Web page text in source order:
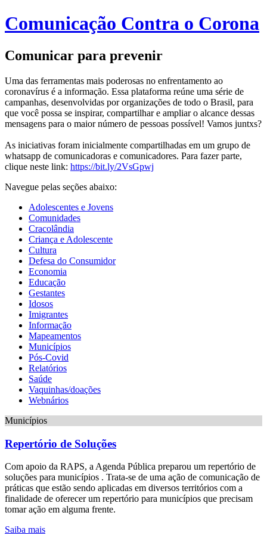
Comunicação Contra o Corona
Comunicar para prevenir
Uma das ferramentas mais poderosas no enfrentamento ao
coronavírus é a informação. Essa plataforma reúne uma série de
campanhas, desenvolvidas por organizações de todo o Brasil, para
que você possa se inspirar, compartilhar e ampliar o alcance dessas
mensagens para o maior número de pessoas possível! Vamos juntxs?
As iniciativas foram inicialmente compartilhadas em um grupo de
whatsapp de comunicadoras e comunicadores. Para fazer parte,
clique neste link: https://bit.ly/2VsGpwj
Navegue pelas seções abaixo:
Adolescentes e Jovens
Comunidades
Cracolândia
Criança e Adolescente
Cultura
Defesa do Consumidor
Economia
Educação
Gestantes
Idosos
Imigrantes
Informação
Mapeamentos
Municípios
Pós-Covid
Relatórios
Saúde
Vaquinhas/doações
Webnários
Municípios
Repertório de Soluções
Com apoio da RAPS, a Agenda Pública preparou um repertório de
soluções para municípios . Trata-se de uma ação de comunicação de
práticas que estão sendo aplicadas em diversos territórios com a
finalidade de oferecer um repertório para municípios que precisam
tomar ação em alguma frente.
Saiba mais